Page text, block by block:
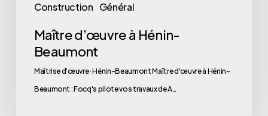
Construction Général
Maître d’œuvre à Hénin-
Beaumont
Maîtrise d'œuvre · Hénin-Beaumont Maître d'œuvre à Hénin-
Beaumont : Focq's pilote vos travaux de A…